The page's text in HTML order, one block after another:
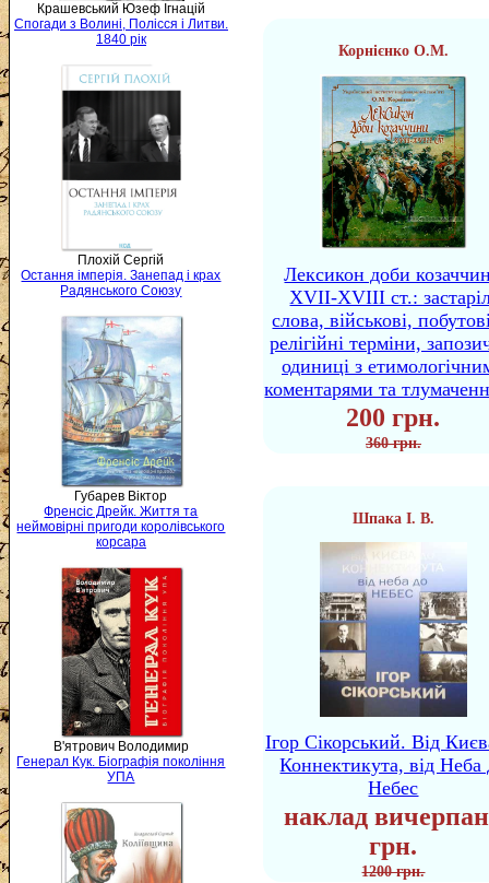
Крашевський Юзеф Ігнацій
Спогади з Волині, Полісся і Литви.
1840 рік
Плохій Сергій
Остання імперія. Занепад і крах
Радянського Союзу
Губарев Віктор
Френсіс Дрейк. Життя та
неймовірні пригоди королівського
корсара
В'ятрович Володимир
Генерал Кук. Біографія покоління
УПА
Корнієнко О.М.
Лексикон доби
XVII-XVIII ст.:
слова, військові,
релігійні терміни,
одиниці з
коментарями та
200 грн.
360 грн.
Шпака І. В.
Ігор Сікорський. Від
Коннектикута, від Неба
Небес
наклад
грн.
1200 грн.